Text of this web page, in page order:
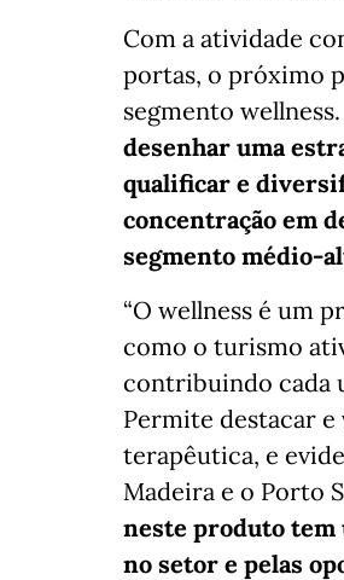
Com a atividade
portas, o próximo
segmento wellness.
desenhar uma
qualificar e
concentração em
segmento médio-
“O wellness é um
como o turismo
contribuindo cada
Permite destacar
terapêutica, e
Madeira e o Porto
neste produto tem
no setor e pelas